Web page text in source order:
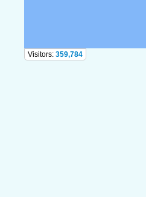
Visitors: 359,784